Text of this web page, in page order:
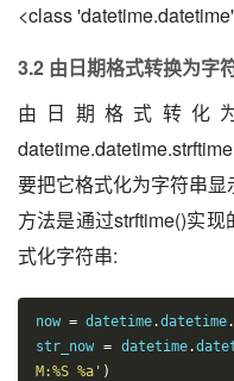
<class
3.2 由日期格式转换为字
由日期格式转化
要把它格式化为字符串
方法是通过strftime()实
式化字符串:
now = datetime.datetime.
str_now = datetime.
M:%S %a' )